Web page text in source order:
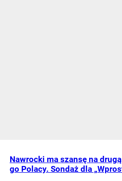
Nawrocki ma szansę na
go Polacy. Sondaż dla